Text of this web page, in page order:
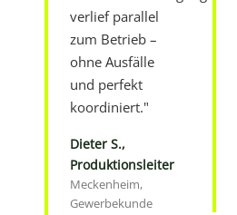
verlief parallel
zum Betrieb –
ohne Ausfälle
und perfekt
koordiniert."
Dieter S.,
Produktionsleiter
Meckenheim,
Gewerbekunde